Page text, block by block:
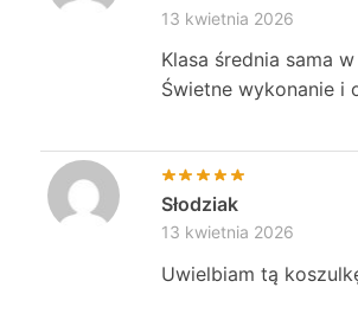
13 kwietnia 2026
Klasa średnia sama
Świetne wykonanie i
Słodziak
13 kwietnia 2026
Uwielbiam tą